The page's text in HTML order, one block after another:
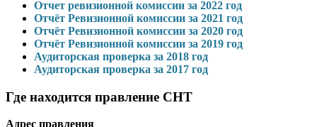
Отчет ревизионной комиссии за 2022 год
Отчёт Ревизионной комиссии за 2021 год
Отчёт Ревизионной комиссии за 2020 год
Отчёт Ревизионной комиссии за 2019 год
Аудиторская проверка за 2018 год
Аудиторская проверка за 2017 год
Где находится правление СНТ
Адрес правления